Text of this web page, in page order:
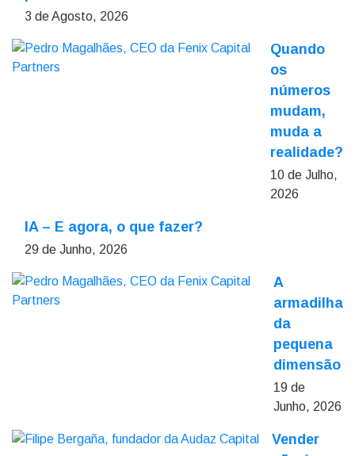
3 de Agosto, 2026
Quando
os
números
mudam,
muda a
realidade?
10 de Julho,
2026
IA – E agora, o que fazer?
29 de Junho, 2026
A
armadilha
da
pequena
dimensão
19 de
Junho, 2026
Vender